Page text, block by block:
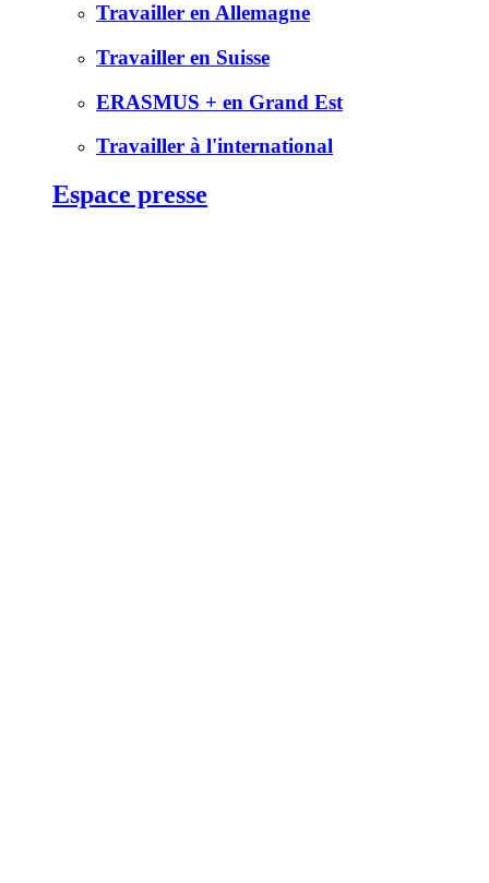
Travailler en Allemagne
Travailler en Suisse
ERASMUS + en Grand Est
Travailler à l'international
Espace presse